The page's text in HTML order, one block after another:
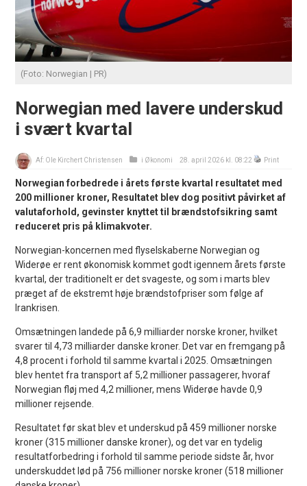
(Foto: Norwegian | PR)
Norwegian med lavere underskud
i svært kvartal
Af: Ole Kirchert Christensen i Økonomi 28. april 2026 kl. 08:22 Print
Norwegian forbedrede i årets første kvartal resultatet med
200 millioner kroner, Resultatet blev dog positivt påvirket af
valutaforhold, gevinster knyttet til brændstofsikring samt
reduceret pris på klimakvoter.
Norwegian-koncernen med flyselskaberne Norwegian og
Widerøe er rent økonomisk kommet godt igennem årets første
kvartal, der traditionelt er det svageste, og som i marts blev
præget af de ekstremt høje brændstofpriser som følge af
Irankrisen.
Omsætningen landede på 6,9 milliarder norske kroner, hvilket
svarer til 4,73 milliarder danske kroner. Det var en fremgang på
4,8 procent i forhold til samme kvartal i 2025. Omsætningen
blev hentet fra transport af 5,2 millioner passagerer, hvoraf
Norwegian fløj med 4,2 millioner, mens Widerøe havde 0,9
millioner rejsende.
Resultatet før skat blev et underskud på 459 millioner norske
kroner (315 millioner danske kroner), og det var en tydelig
resultatforbedring i forhold til samme periode sidste år, hvor
underskuddet lød på 756 millioner norske kroner (518 millioner